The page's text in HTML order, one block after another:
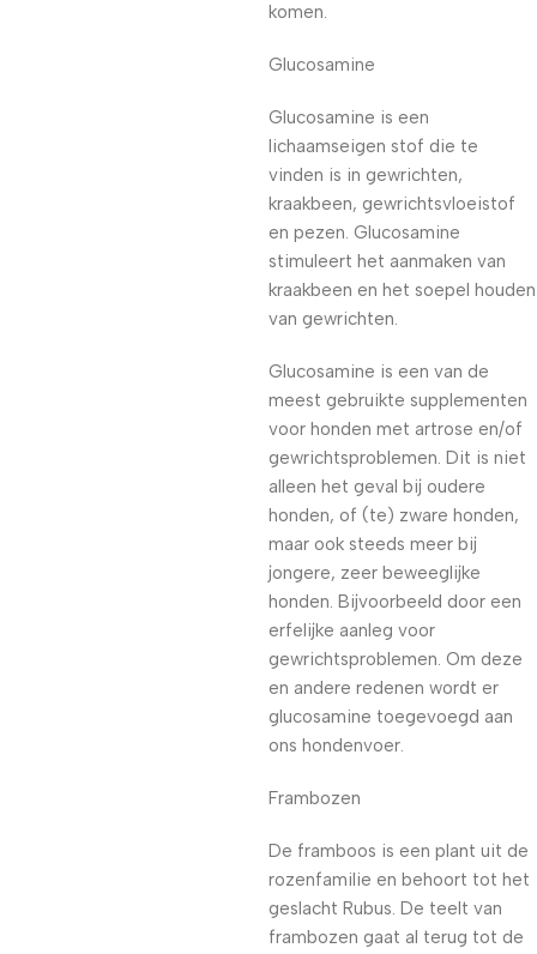
komen.
Glucosamine
Glucosamine is een
lichaamseigen stof die te
vinden is in gewrichten,
kraakbeen, gewrichtsvloeistof
en pezen. Glucosamine
stimuleert het aanmaken van
kraakbeen en het soepel houden
van gewrichten.
Glucosamine is een van de
meest gebruikte supplementen
voor honden met artrose en/of
gewrichtsproblemen. Dit is niet
alleen het geval bij oudere
honden, of (te) zware honden,
maar ook steeds meer bij
jongere, zeer beweeglijke
honden. Bijvoorbeeld door een
erfelijke aanleg voor
gewrichtsproblemen. Om deze
en andere redenen wordt er
glucosamine toegevoegd aan
ons hondenvoer.
Frambozen
De framboos is een plant uit de
rozenfamilie en behoort tot het
geslacht Rubus. De teelt van
frambozen gaat al terug tot de